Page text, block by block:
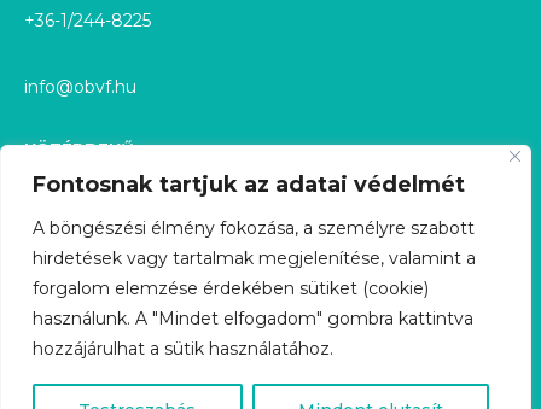
Fontosnak tartjuk az adatai védelmét
A böngészési élmény fokozása, a személyre szabott
hirdetések vagy tartalmak megjelenítése, valamint a
forgalom elemzése érdekében sütiket (cookie)
használunk. A "Mindet elfogadom" gombra kattintva
hozzájárulhat a sütik használatához.
+36-1/244-8225
info@obvf.hu
KÖZÉRDEKŰ
KÖZÉRDEKŰ ADATOK
GDPR
ÜGYFÉLSZOLGÁLAT